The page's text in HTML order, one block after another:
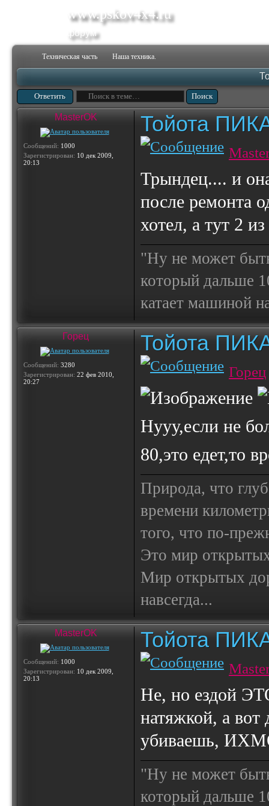
www.pskov4x4.ru
форум
Техническая часть Наша техника.
Ответить
MasterOK
Сообщений: 1000
Зарегистрирован: 10 дек 2009,
20:13
Тойота
Трындец.... и
после ремонта
хотел, а тут 2
"Ну не может
который дальше
катает машиной
Горец
Сообщений: 3280
Зарегистрирован: 22 фев 2010,
20:27
Тойота
Горец
Нууу,если не
80,это едет,то
Природа, что
времени
того, что по-
Это мир
Мир открытых
навсегда...
MasterOK
Сообщений: 1000
Зарегистрирован: 10 дек 2009,
20:13
Тойота
Не, но ездой
натяжкой, а
убиваешь,
"Ну не может
который дальше